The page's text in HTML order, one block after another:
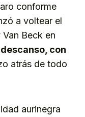
conforme
a voltear el
Beck en
con
atrás de todo
aurinegra